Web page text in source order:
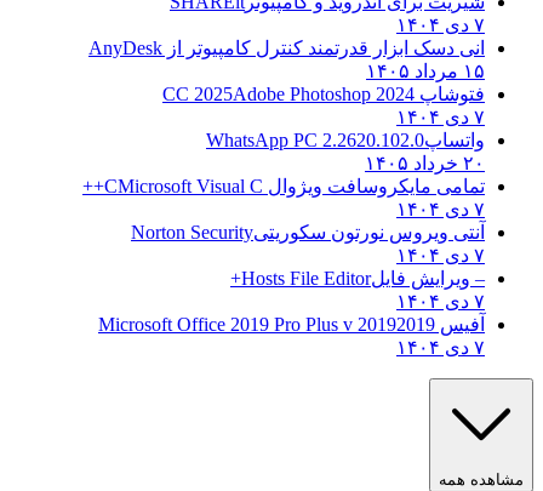
۷ دی ۱۴۰۴
انی دسک ابزار قدرتمند کنترل کامپیوتر از AnyDesk
۱۵ مرداد ۱۴۰۵
فتوشاپ CC 2025 Adobe Photoshop 2024
۷ دی ۱۴۰۴
واتساپWhatsApp PC 2.2620.102.0
۲۰ خرداد ۱۴۰۵
تمامی مایکروسافت ویژوال C Microsoft Visual C++
۷ دی ۱۴۰۴
آنتی ویروس نورتون سکوریتیNorton Security
۷ دی ۱۴۰۴
– ویرایش فایلHosts File Editor+
۷ دی ۱۴۰۴
آفیس 2019 2019 Microsoft Office 2019 Pro Plus v
۷ دی ۱۴۰۴
مشاهده همه